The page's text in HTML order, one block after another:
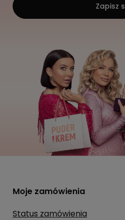
Zapisz
Moje zamówienia
Status zamówienia